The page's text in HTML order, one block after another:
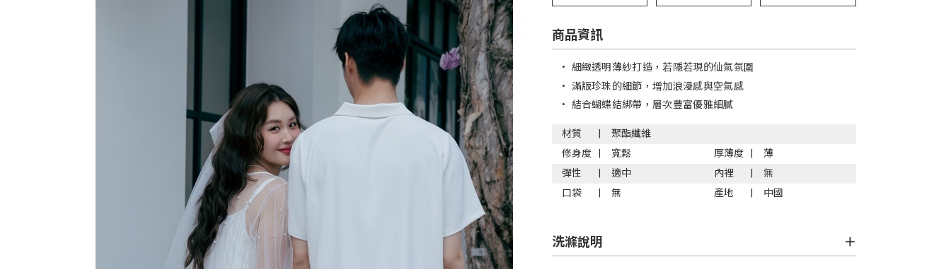
商品資訊
• 細緻透明薄紗打造，若隱若現的仙氣氛圍
• 滿版珍珠的細節，增加浪漫感與空氣感
• 結合蝴蝶結綁帶，層次豐富優雅細膩
材質
聚酯纖維
修身度
寬鬆 厚薄度
薄
彈性
適中 內裡
無
口袋
無 產地 中國
洗滌說明